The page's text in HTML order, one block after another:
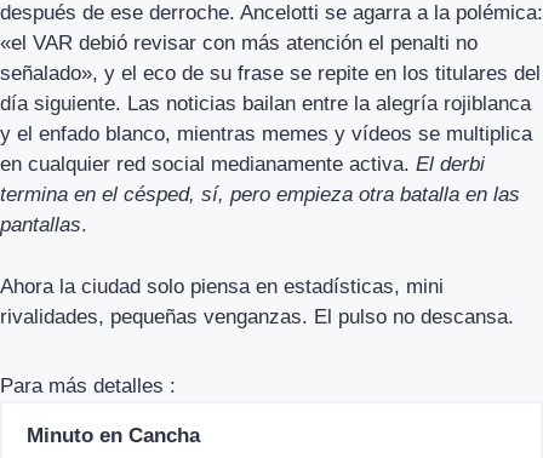
después de ese derroche. Ancelotti se agarra a la polémica:
«el VAR debió revisar con más atención el penalti no
señalado», y el eco de su frase se repite en los titulares del
día siguiente. Las noticias bailan entre la alegría rojiblanca
y el enfado blanco, mientras memes y vídeos se multiplica
en cualquier red social medianamente activa. El derbi
termina en el césped, sí, pero empieza otra batalla en las
pantallas.
Ahora la ciudad solo piensa en estadísticas, mini
rivalidades, pequeñas venganzas. El pulso no descansa.
Para más detalles :
Minuto en Cancha